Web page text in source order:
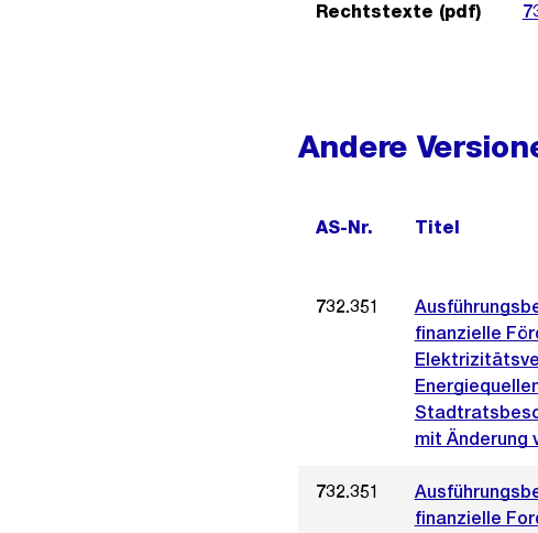
Rechtstexte (pdf)
Andere
AS-Nr. Titel
732.351
finanzielle
mit Änderung
732.351
finanzielle